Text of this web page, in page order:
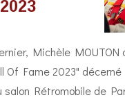
Michèle MOUTON
Of Fame 2023" décerné
salon Rétromobile de